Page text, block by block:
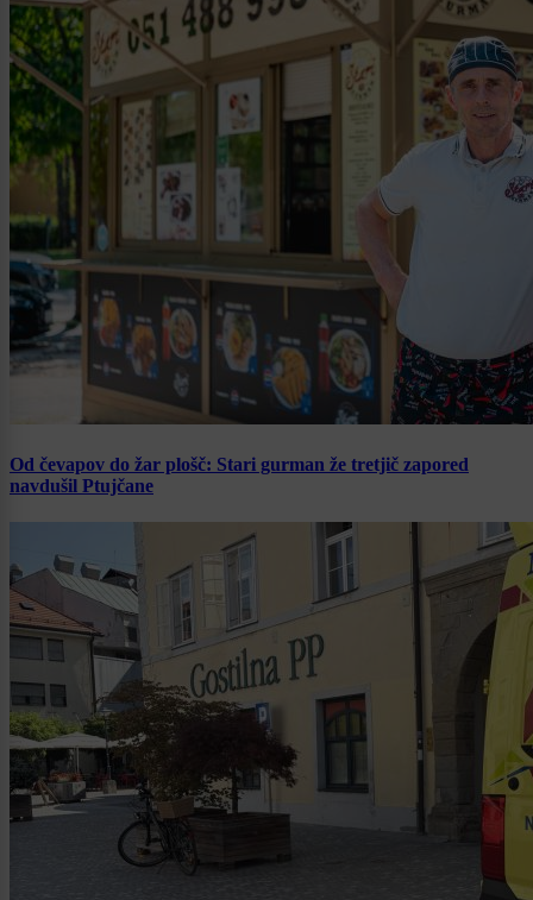
Od čevapov do žar plošč: Stari gurman že tretjič zapored
navdušil Ptujčane